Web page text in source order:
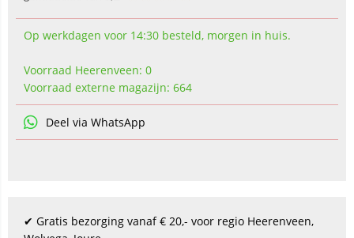
Op werkdagen voor 14:30 besteld, morgen in huis.
Voorraad Heerenveen: 0
Voorraad externe magazijn: 664
Deel via WhatsApp
✔ Gratis bezorging vanaf € 20,- voor regio Heerenveen,